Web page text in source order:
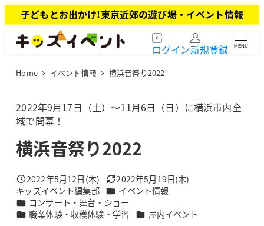
イ
子どもとお出かけ!東京近郊の遊び場・イベント情報
ログイン新規登録 MENU
Home イベント情報 横浜音祭り2022
2022年9月17日（土）～11月6日（日）に横浜市内全
域で開幕！
横浜音祭り2022
投稿日
2022年5月12日(木) 更新日
2022年5月19日(木)
著
者
キッズイベント編集部 カテゴリー
イベント情報
カテゴリー
コンサート・舞台・ショー
カテゴリー
職業体験・収穫体験・学習 カテゴリー
屋内イベント